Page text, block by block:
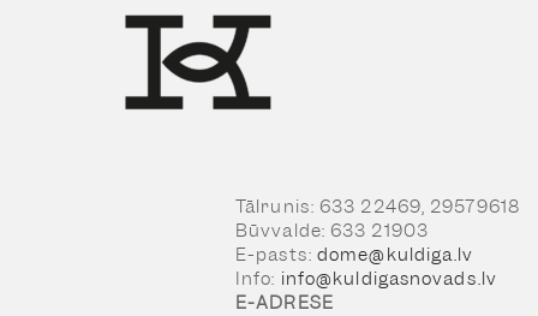
Tālrunis: 633 22469, 29579618
Būvvalde: 633 21903
E-pasts: dome@kuldiga.lv
Info: info@kuldigasnovads.lv
E-ADRESE